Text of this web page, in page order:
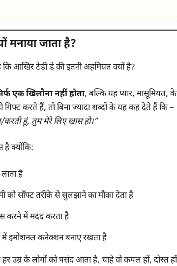
मनाया जाता है?
आखिर टेडी डे की इतनी अहमियत क्यों है?
एक खिलौना नहीं होता, बल्कि यह प्यार, मासूमियत,
करते हैं, तो बिना ज्यादा शब्दों के यह कह देते हैं कि –
करती हूं, तुम मेरे लिए खास हो।”
है क्योंकि:
है
को सॉफ्ट तरीके से सुलझाने का मौका देता है
करने में मदद करता है
में इमोशनल कनेक्शन बनाए रखता है
उम्र के लोगों को पसंद आता है, चाहे वो कपल हों, दोस्त हों